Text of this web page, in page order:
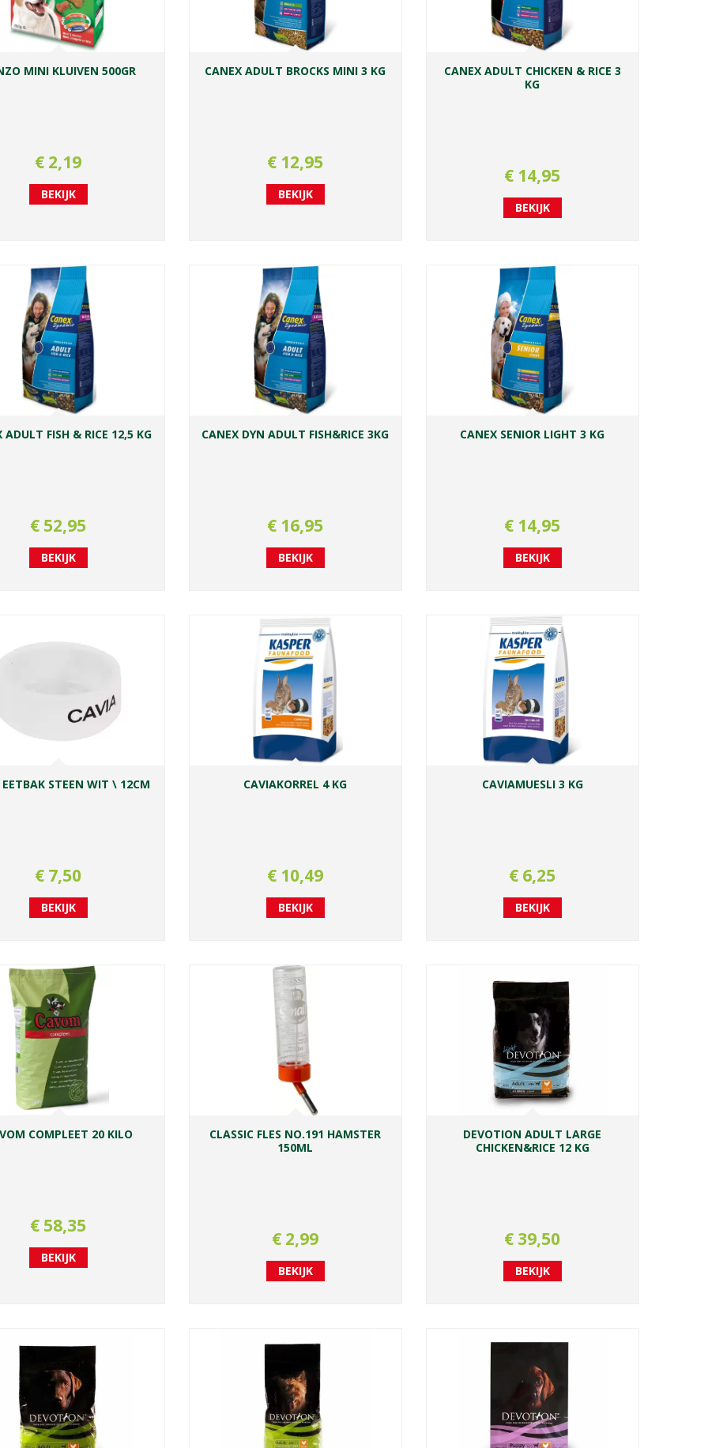
MINI KLUIVEN 500GR
€ 2,19
BEKIJK
CANEX ADULT BROCKS MINI 3 KG
€ 12,95
BEKIJK
CANEX ADULT CHICKEN & RICE 3
KG
€ 14,95
BEKIJK
ADULT FISH & RICE 12,5 KG
€ 52,95
BEKIJK
CANEX DYN ADULT FISH&RICE 3KG
€ 16,95
BEKIJK
CANEX SENIOR LIGHT 3 KG
€ 14,95
BEKIJK
STEEN WIT \ 12CM
€ 7,50
BEKIJK
CAVIAKORREL 4 KG
€ 10,49
BEKIJK
CAVIAMUESLI 3 KG
€ 6,25
BEKIJK
COMPLEET 20 KILO
€ 58,35
BEKIJK
CLASSIC FLES NO.191 HAMSTER
150ML
€ 2,99
BEKIJK
DEVOTION ADULT LARGE
CHICKEN&RICE 12 KG
€ 39,50
BEKIJK